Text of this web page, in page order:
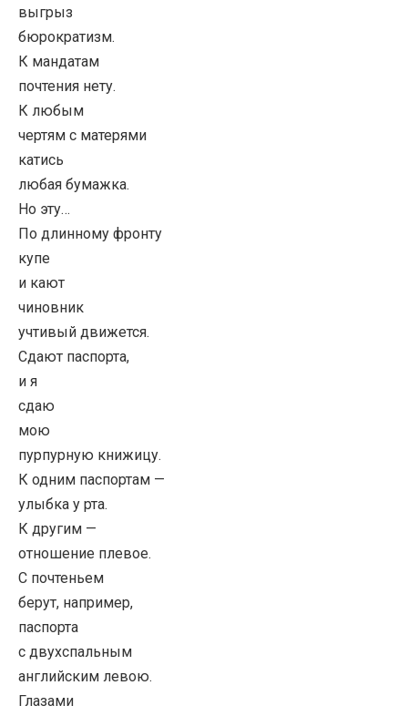
выгрыз
бюрократизм.
К мандатам
почтения нету.
К любым
чертям с матерями
катись
любая бумажка.
Но эту…
По длинному фронту
купе
и кают
чиновник
учтивый движется.
Сдают паспорта,
и я
сдаю
мою
пурпурную книжицу.
К одним паспортам —
улыбка у рта.
К другим —
отношение плевое.
С почтеньем
берут, например,
паспорта
с двухспальным
английским левою.
Глазами